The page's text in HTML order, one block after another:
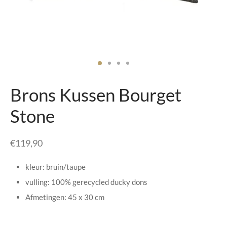
Brons Kussen Bourget
Stone
€119,90
kleur: bruin/taupe
vulling: 100% gerecycled ducky dons
Afmetingen: 45 x 30 cm